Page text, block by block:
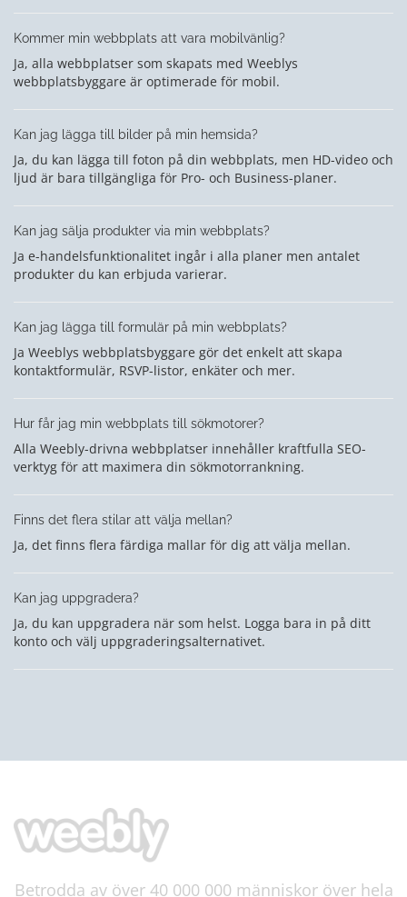
Kommer min webbplats att vara mobilvänlig?
Ja, alla webbplatser som skapats med Weeblys
webbplatsbyggare är optimerade för mobil.
Kan jag lägga till bilder på min hemsida?
Ja, du kan lägga till foton på din webbplats, men HD-video och
ljud är bara tillgängliga för Pro- och Business-planer.
Kan jag sälja produkter via min webbplats?
Ja e-handelsfunktionalitet ingår i alla planer men antalet
produkter du kan erbjuda varierar.
Kan jag lägga till formulär på min webbplats?
Ja Weeblys webbplatsbyggare gör det enkelt att skapa
kontaktformulär, RSVP-listor, enkäter och mer.
Hur får jag min webbplats till sökmotorer?
Alla Weebly-drivna webbplatser innehåller kraftfulla SEO-
verktyg för att maximera din sökmotorrankning.
Finns det flera stilar att välja mellan?
Ja, det finns flera färdiga mallar för dig att välja mellan.
Kan jag uppgradera?
Ja, du kan uppgradera när som helst. Logga bara in på ditt
konto och välj uppgraderingsalternativet.
Betrodda av över 40 000 000 människor över hela